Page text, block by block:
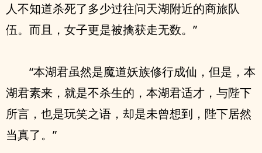
人不知道杀死了多少过往问天湖附近的商旅队
伍。而且，女子更是被擒获走无数。”
“本湖君虽然是魔道妖族修行成仙，但是，本
湖君素来，就是不杀生的，本湖君适才，与陛下
所言，也是玩笑之语，却是未曾想到，陛下居然
当真了。”